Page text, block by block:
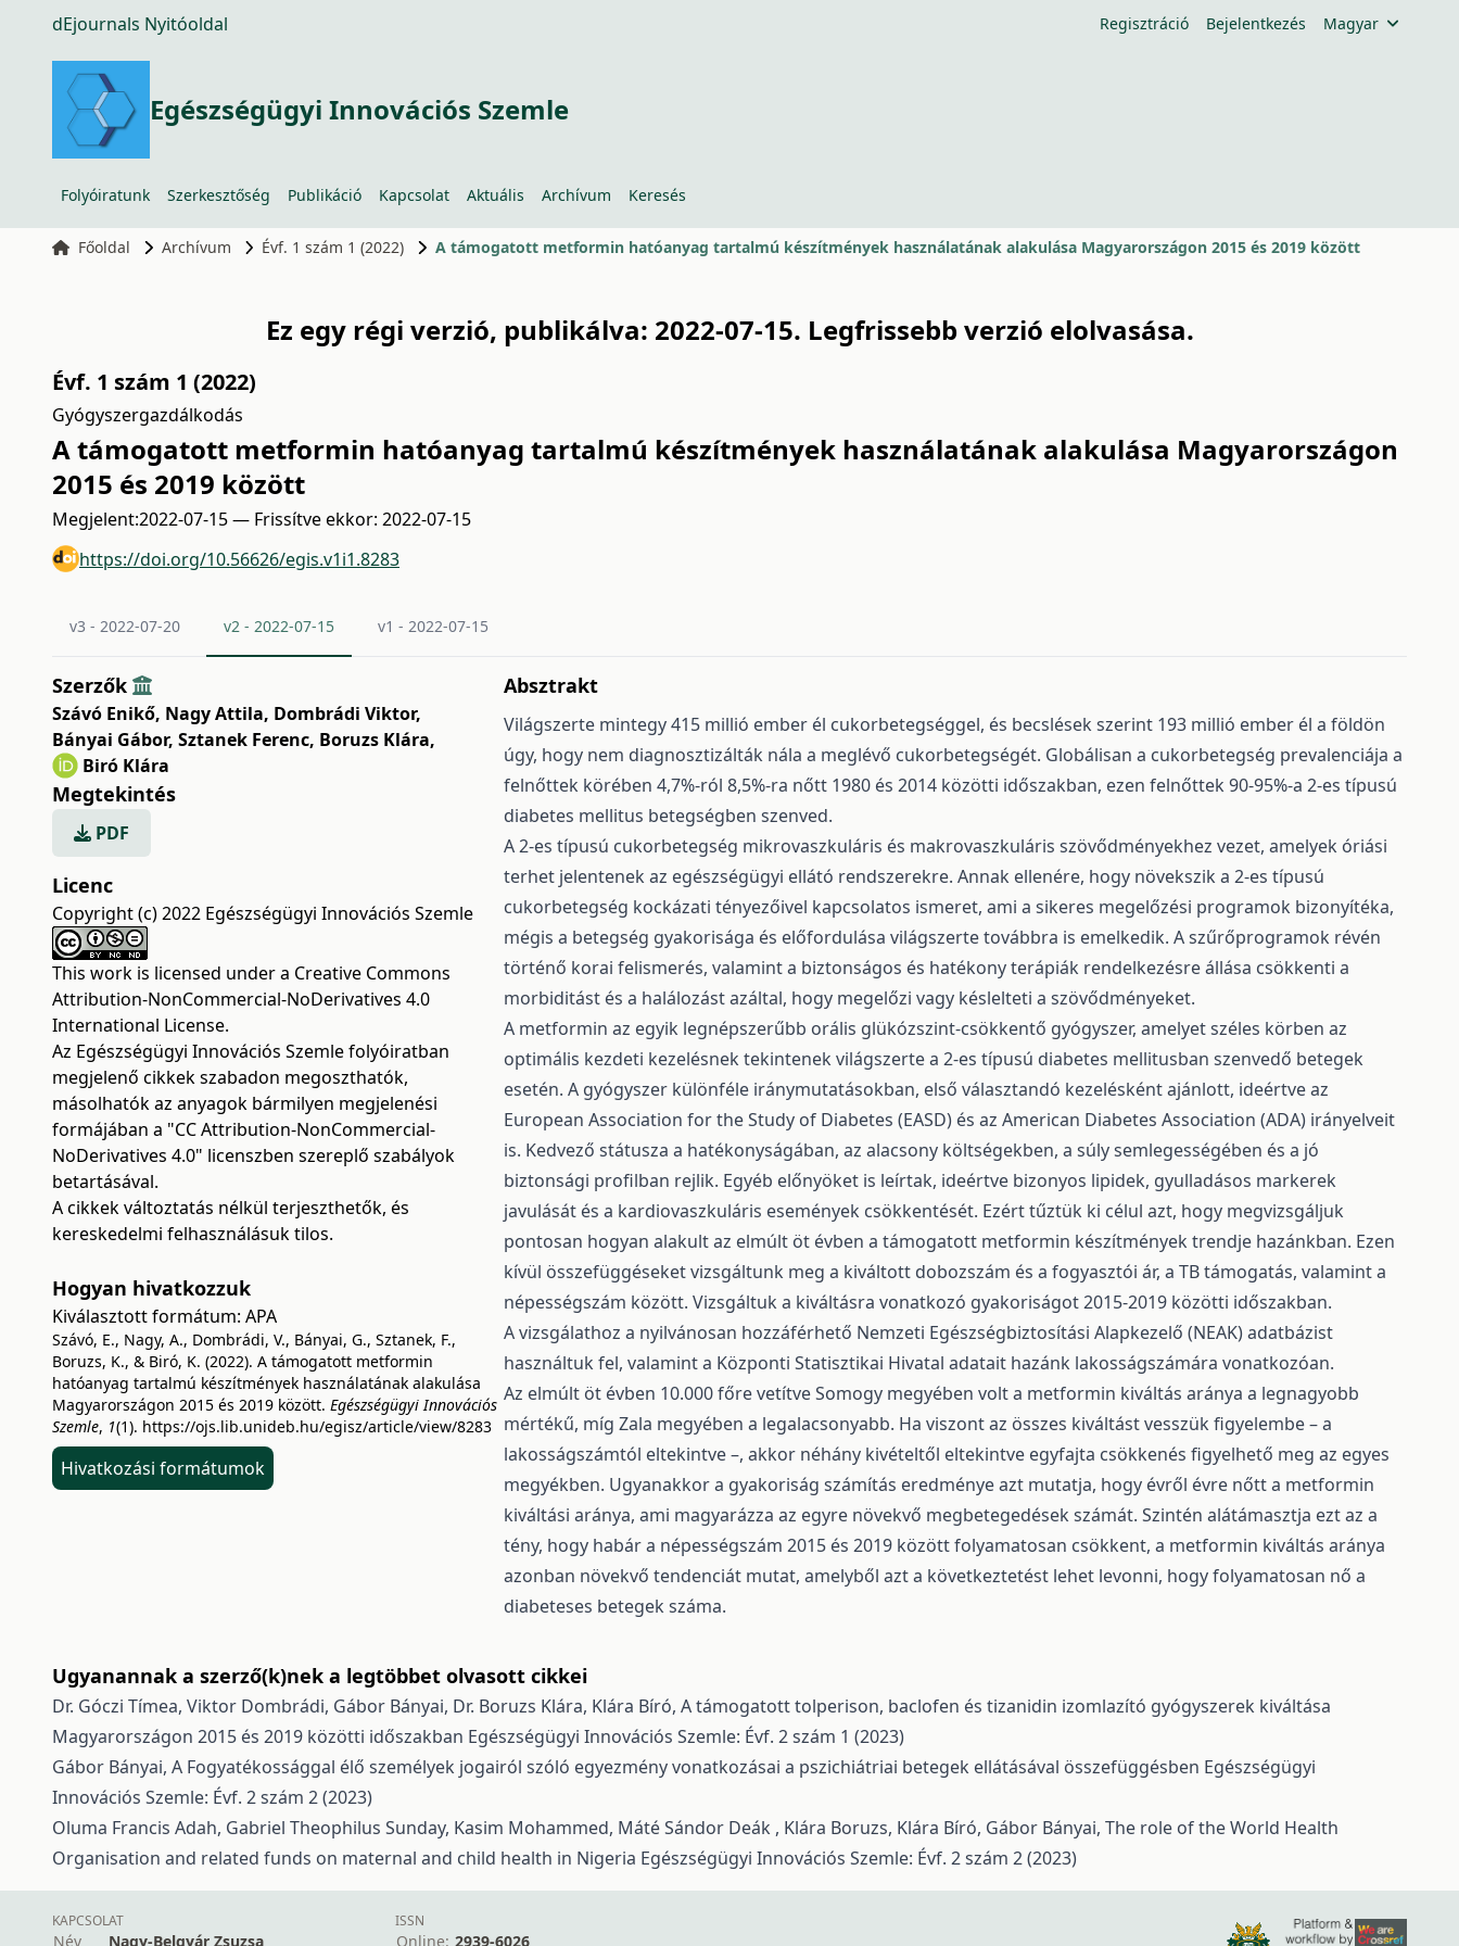
dEjournals Nyitóoldal Regisztráció Bejelentkezés Magyar
Egészségügyi Innovációs Szemle
Folyóiratunk Szerkesztőség Publikáció Kapcsolat Aktuális Archívum Keresés
Főoldal Archívum Évf. 1 szám 1 (2022) A támogatott metformin hatóanyag tartalmú készítmények használatának alakulása Magyarországon 2015 és 2019 között
Ez egy régi verzió, publikálva: 2022-07-15. Legfrissebb verzió elolvasása.
Évf. 1 szám 1 (2022)
Gyógyszergazdálkodás
A támogatott metformin hatóanyag tartalmú készítmények használatának alakulása Magyarországon
2015 és 2019 között
Megjelent:2022-07-15 — Frissítve ekkor: 2022-07-15
https://doi.org/10.56626/egis.v1i1.8283
v3 - 2022-07-20 v2 - 2022-07-15 v1 - 2022-07-15
Szerzők
Szávó Enikő, Nagy Attila, Dombrádi Viktor,
Bányai Gábor, Sztanek Ferenc, Boruzs Klára,
Biró Klára
Megtekintés
PDF
Licenc
Copyright (c) 2022 Egészségügyi Innovációs Szemle
This work is licensed under a Creative Commons
Attribution-NonCommercial-NoDerivatives 4.0
International License.
Az Egészségügyi Innovációs Szemle folyóiratban
megjelenő cikkek szabadon megoszthatók,
másolhatók az anyagok bármilyen megjelenési
formájában a "CC Attribution-NonCommercial-
NoDerivatives 4.0" licenszben szereplő szabályok
betartásával.
A cikkek változtatás nélkül terjeszthetők, és
kereskedelmi felhasználásuk tilos.
Hogyan hivatkozzuk
Kiválasztott formátum: APA
Szávó, E., Nagy, A., Dombrádi, V., Bányai, G., Sztanek, F.,
Boruzs, K., & Biró, K. (2022). A támogatott metformin
hatóanyag tartalmú készítmények használatának alakulása
Magyarországon 2015 és 2019 között. Egészségügyi Innovációs
Szemle, 1(1). https://ojs.lib.unideb.hu/egisz/article/view/8283
Hivatkozási formátumok
Absztrakt
Világszerte mintegy 415 millió ember él cukorbetegséggel, és becslések szerint 193 millió ember él a földön
úgy, hogy nem diagnosztizálták nála a meglévő cukorbetegségét. Globálisan a cukorbetegség prevalenciája a
felnőttek körében 4,7%-ról 8,5%-ra nőtt 1980 és 2014 közötti időszakban, ezen felnőttek 90-95%-a 2-es típusú
diabetes mellitus betegségben szenved.
A 2-es típusú cukorbetegség mikrovaszkuláris és makrovaszkuláris szövődményekhez vezet, amelyek óriási
terhet jelentenek az egészségügyi ellátó rendszerekre. Annak ellenére, hogy növekszik a 2-es típusú
cukorbetegség kockázati tényezőivel kapcsolatos ismeret, ami a sikeres megelőzési programok bizonyítéka,
mégis a betegség gyakorisága és előfordulása világszerte továbbra is emelkedik. A szűrőprogramok révén
történő korai felismerés, valamint a biztonságos és hatékony terápiák rendelkezésre állása csökkenti a
morbiditást és a halálozást azáltal, hogy megelőzi vagy késlelteti a szövődményeket.
A metformin az egyik legnépszerűbb orális glükózszint-csökkentő gyógyszer, amelyet széles körben az
optimális kezdeti kezelésnek tekintenek világszerte a 2-es típusú diabetes mellitusban szenvedő betegek
esetén. A gyógyszer különféle iránymutatásokban, első választandó kezelésként ajánlott, ideértve az
European Association for the Study of Diabetes (EASD) és az American Diabetes Association (ADA) irányelveit
is. Kedvező státusza a hatékonyságában, az alacsony költségekben, a súly semlegességében és a jó
biztonsági profilban rejlik. Egyéb előnyöket is leírtak, ideértve bizonyos lipidek, gyulladásos markerek
javulását és a kardiovaszkuláris események csökkentését. Ezért tűztük ki célul azt, hogy megvizsgáljuk
pontosan hogyan alakult az elmúlt öt évben a támogatott metformin készítmények trendje hazánkban. Ezen
kívül összefüggéseket vizsgáltunk meg a kiváltott dobozszám és a fogyasztói ár, a TB támogatás, valamint a
népességszám között. Vizsgáltuk a kiváltásra vonatkozó gyakoriságot 2015-2019 közötti időszakban.
A vizsgálathoz a nyilvánosan hozzáférhető Nemzeti Egészségbiztosítási Alapkezelő (NEAK) adatbázist
használtuk fel, valamint a Központi Statisztikai Hivatal adatait hazánk lakosságszámára vonatkozóan.
Az elmúlt öt évben 10.000 főre vetítve Somogy megyében volt a metformin kiváltás aránya a legnagyobb
mértékű, míg Zala megyében a legalacsonyabb. Ha viszont az összes kiváltást vesszük figyelembe – a
lakosságszámtól eltekintve –, akkor néhány kivételtől eltekintve egyfajta csökkenés figyelhető meg az egyes
megyékben. Ugyanakkor a gyakoriság számítás eredménye azt mutatja, hogy évről évre nőtt a metformin
kiváltási aránya, ami magyarázza az egyre növekvő megbetegedések számát. Szintén alátámasztja ezt az a
tény, hogy habár a népességszám 2015 és 2019 között folyamatosan csökkent, a metformin kiváltás aránya
azonban növekvő tendenciát mutat, amelyből azt a következtetést lehet levonni, hogy folyamatosan nő a
diabeteses betegek száma.
Ugyanannak a szerző(k)nek a legtöbbet olvasott cikkei
Dr. Góczi Tímea, Viktor Dombrádi, Gábor Bányai, Dr. Boruzs Klára, Klára Bíró, A támogatott tolperison, baclofen és tizanidin izomlazító gyógyszerek kiváltása
Magyarországon 2015 és 2019 közötti időszakban Egészségügyi Innovációs Szemle: Évf. 2 szám 1 (2023)
Gábor Bányai, A Fogyatékossággal élő személyek jogairól szóló egyezmény vonatkozásai a pszichiátriai betegek ellátásával összefüggésben Egészségügyi
Innovációs Szemle: Évf. 2 szám 2 (2023)
Oluma Francis Adah, Gabriel Theophilus Sunday, Kasim Mohammed, Máté Sándor Deák , Klára Boruzs, Klára Bíró, Gábor Bányai, The role of the World Health
Organisation and related funds on maternal and child health in Nigeria Egészségügyi Innovációs Szemle: Évf. 2 szám 2 (2023)
KAPCSOLAT
Név Nagy-Belgyár Zsuzsa
ISSN
Online: 2939-6026